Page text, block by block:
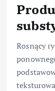
Rosnący